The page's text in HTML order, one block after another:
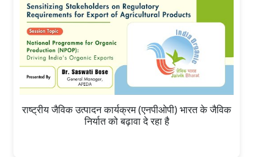
राष्ट्रीय जैविक उत्पादन कार्यक्रम (एनपीओपी) भारत के जैविक
निर्यात को बढ़ावा दे रहा है